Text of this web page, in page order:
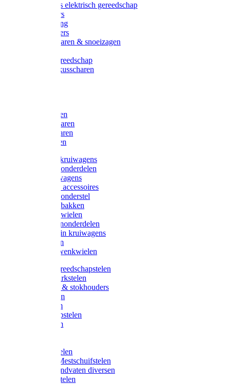
Accessoires elektrisch gereedschap
Grasmaaiers
Tuinreiniging
Robotmaaiers
Heggenscharen & snoeizagen
Klussen gereedschap
Gras & buxusscharen
Snoeischaren
Heggenscharen
Takkenscharen
Snoeimessen
Landbouwkruiwagens
Kruiwagenonderdelen
Bouwkruiwagens
Kruiwagen accessoires
Kruiwagenonderstel
Kruiwagenbakken
Kruiwagenwielen
Steekwagenonderdelen
Huis en Tuin kruiwagens
Steekwagen
Bok- en Zwenkwielen
Overige gereedschapstelen
Bezem-/Harkstelen
Handvaten & stokhouders
Hamerstelen
Spadestelen
Graanschopstelen
Schopstelen
Gardena stelen
Sneeuw- /Mestschuifstelen
Stelen / Handvaten diversen
Telescoopstelen